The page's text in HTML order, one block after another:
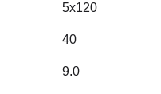
5x120
40
9.0